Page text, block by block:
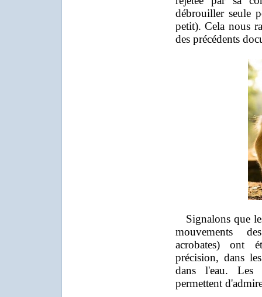
débrouiller seule
petit). Cela nous
des précédents
Signalons que
mouvements
acrobates) ont
précision, dans
dans l'eau. Les
permettent